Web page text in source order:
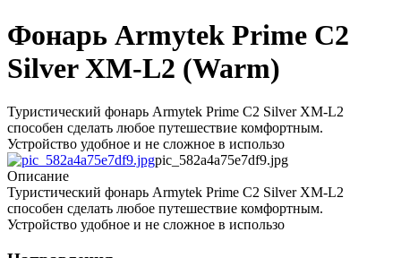
Фонарь Armytek Prime C2
Silver XM-L2 (Warm)
Туристический фонарь Armytek Prime C2 Silver XM-L2
способен сделать любое путешествие комфортным.
Устройство удобное и не сложное в использо
pic_582a4a75e7df9.jpg
Описание
Туристический фонарь Armytek Prime C2 Silver XM-L2
способен сделать любое путешествие комфортным.
Устройство удобное и не сложное в использо